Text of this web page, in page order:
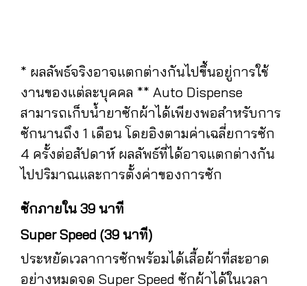
* ผลลัพธ์จริงอาจแตกต่างกันไปขึ้นอยู่การใช้
งานของแต่ละบุคคล ** Auto Dispense
สามารถเก็บน้ำยาซักผ้าได้เพียงพอสำหรับการ
ซักนานถึง 1 เดือน โดยอิงตามค่าเฉลี่ยการซัก
4 ครั้งต่อสัปดาห์ ผลลัพธ์ที่ได้อาจแตกต่างกัน
ไปปริมาณและการตั้งค่าของการซัก
ซักภายใน 39 นาที
Super Speed (39 นาที)
ประหยัดเวลาการซักพร้อมได้เสื้อผ้าที่สะอาด
อย่างหมดจด Super Speed ซักผ้าได้ในเวลา